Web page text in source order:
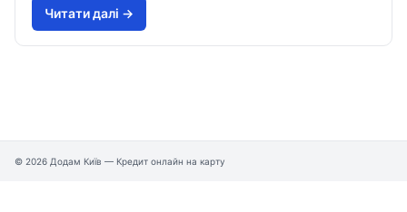
Читати далi →
© 2026 Додам Київ — Кредит онлайн на карту